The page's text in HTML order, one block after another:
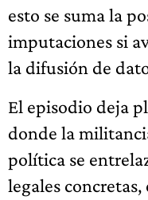
esto se suma la
imputaciones si
la difusión de
El episodio deja
donde la
política se
legales